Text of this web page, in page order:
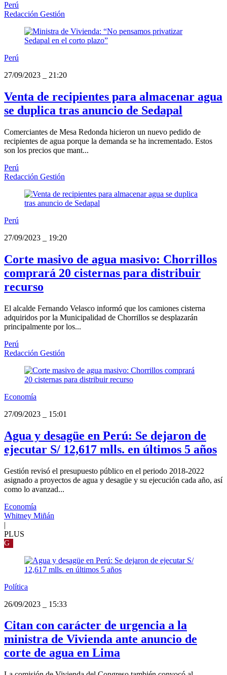
Perú
Redacción Gestión
Perú
27/09/2023
21:20
Venta de recipientes para almacenar agua
se duplica tras anuncio de Sedapal
Comerciantes de Mesa Redonda hicieron un nuevo pedido de
recipientes de agua porque la demanda se ha incrementado. Estos
son los precios que mant...
Perú
Redacción Gestión
Perú
27/09/2023
19:20
Corte masivo de agua masivo: Chorrillos
comprará 20 cisternas para distribuir
recurso
El alcalde Fernando Velasco informó que los camiones cisterna
adquiridos por la Municipalidad de Chorrillos se desplazarán
principalmente por los...
Perú
Redacción Gestión
Economía
27/09/2023
15:01
Agua y desagüe en Perú: Se dejaron de
ejecutar S/ 12,617 mlls. en últimos 5 años
Gestión revisó el presupuesto público en el periodo 2018-2022
asignado a proyectos de agua y desagüe y su ejecución cada año, así
como lo avanzad...
Economía
Whitney Miñán
|
PLUS
G
Política
26/09/2023
15:33
Citan con carácter de urgencia a la
ministra de Vivienda ante anuncio de
corte de agua en Lima